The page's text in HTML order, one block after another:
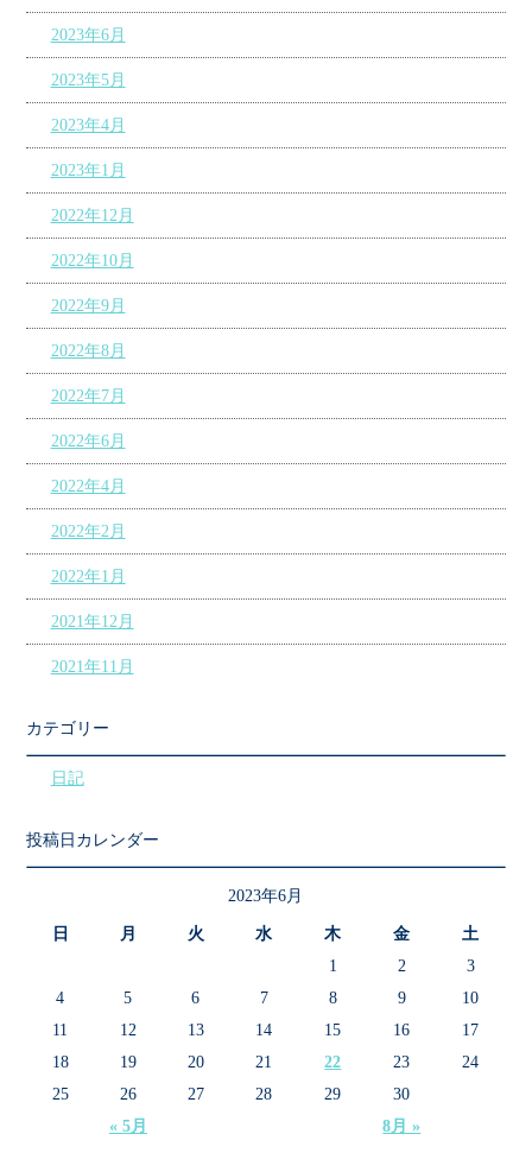
2023年6月
2023年5月
2023年4月
2023年1月
2022年12月
2022年10月
2022年9月
2022年8月
2022年7月
2022年6月
2022年4月
2022年2月
2022年1月
2021年12月
2021年11月
カテゴリー
日記
投稿日カレンダー
2023年6月
日 月 火 水 木 金 土
« 5月 8月 »
1 2
3
4
5 6 7 8 9
10
11
12 13 14 15 16
17
18
19 20 21 22 23
24
25
26 27 28 29 30